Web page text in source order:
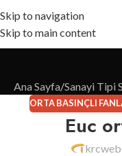
Skip to navigation
Skip to main content
Ana Sayfa Sanayi Tipi
ORTA BASINÇLI
Euc